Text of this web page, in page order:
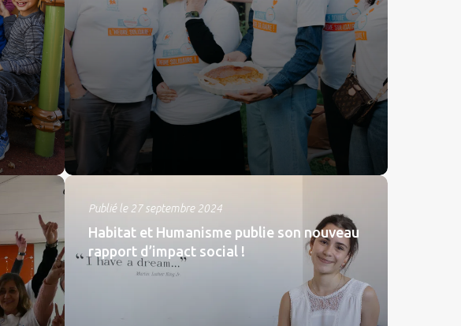
Publié le 27 septembre 2024
Habitat et Humanisme publie son nouveau
rapport d’impact social !